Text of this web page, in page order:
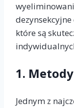
które są
1.
Jednym z